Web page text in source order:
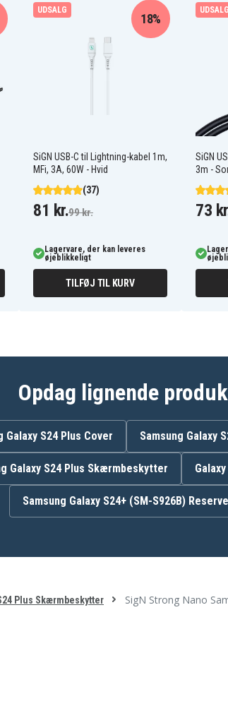
giver højere
er stødsikker og
flyve til jorden.
Sammen
hjælper dig med
Det
låse mobilen op
touch eller
UDSALG
SiGN USB-C til Lightning-kabel 1m,
MFi, 3A, 60W - Hvid
(37)
18%
81 kr.99 kr.
Lagervare, der kan leveres
øjeblikkeligt
TILFØJ TIL KURV
UDSALG
SiGN
3m -
73
Opdag lignende
Galaxy S24 Plus Cover Samsung Galaxy
Galaxy S24 Plus Skærmbeskytter
Samsung Galaxy S24+ (SM-S926B)
Plus Skærmbeskytter SigN Strong Nano